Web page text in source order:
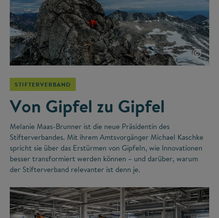
©
STIFTERVERBAND
Von Gipfel zu Gipfel
Melanie Maas-Brunner ist die neue Präsidentin des
Stifterverbandes. Mit ihrem Amtsvorgänger Michael Kaschke
spricht sie über das Erstürmen von Gipfeln, wie Innovationen
besser transformiert werden können – und darüber, warum
der Stifterverband relevanter ist denn je.